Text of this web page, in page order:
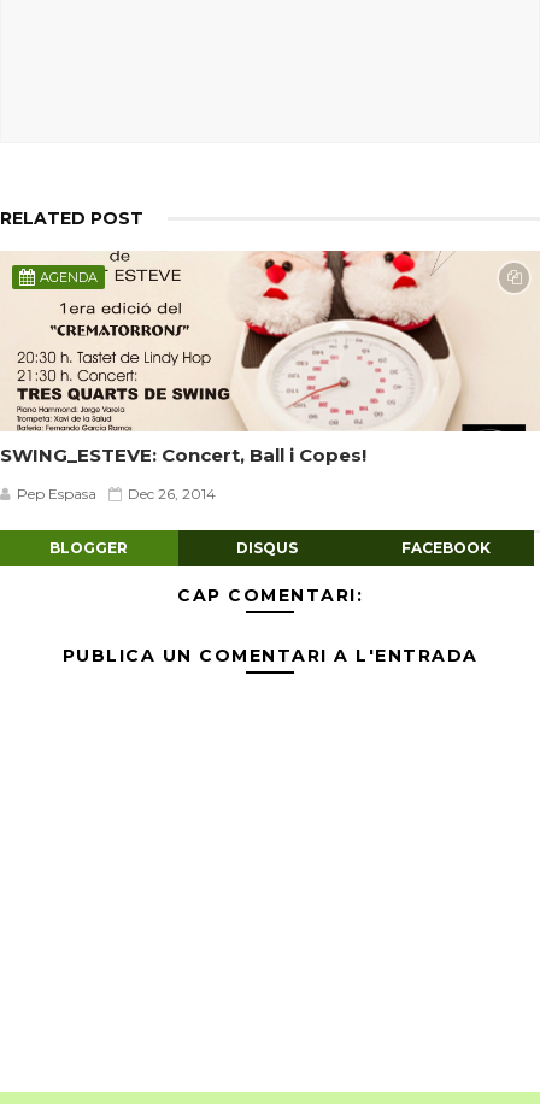
RELATED POST
AGENDA
SWING_ESTEVE: Concert, Ball i Copes!
Pep Espasa Dec 26, 2014
BLOGGER DISQUS FACEBOOK
CAP COMENTARI:
PUBLICA UN COMENTARI A L'ENTRADA